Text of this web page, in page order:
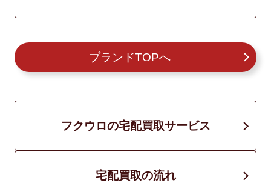
ブランドTOPへ
フクウロの宅配買取サービス
宅配買取の流れ